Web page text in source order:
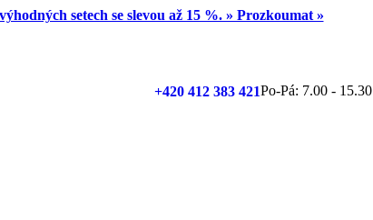
setech se slevou až 15 %. » Prozkoumat »
+420 412 383 421Po-Pá: 7.00 - 15.30